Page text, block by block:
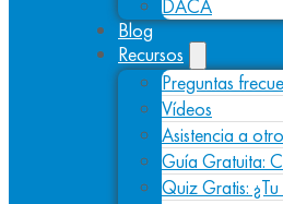
DACA
Blog
Recursos
Preguntas
Vídeos
Asistencia a
Guía Gratuita:
Quiz Gratis: